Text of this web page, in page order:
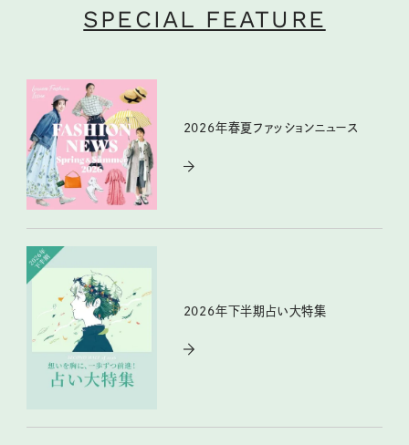
SPECIAL FEATURE
2026年春夏ファッションニュース
2026年下半期占い大特集